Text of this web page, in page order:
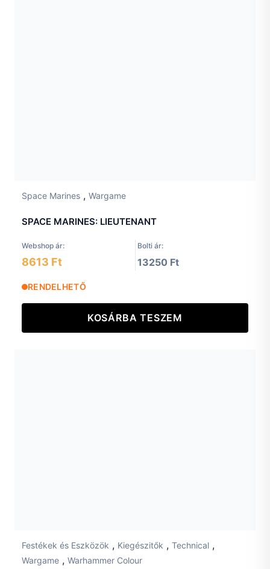
Space Marines , Wargame
SPACE MARINES: LIEUTENANT
Webshop ár: Bolti ár:
8613 Ft 13250 Ft
RENDELHETŐ
KOSÁRBA TESZEM
Festékek és Eszközök , Kiegészitők , Technical ,
Wargame , Warhammer Colour